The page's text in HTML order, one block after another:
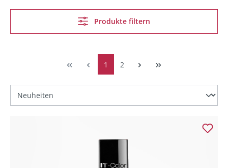
Produkte filtern
1 2